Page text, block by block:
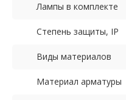
Лампы в комплекте
Степень защиты, IP
Виды материалов
Материал арматуры